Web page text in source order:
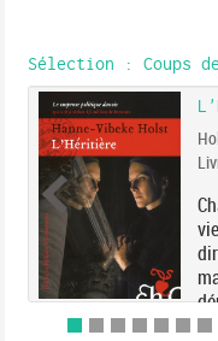
Sélection : Coups